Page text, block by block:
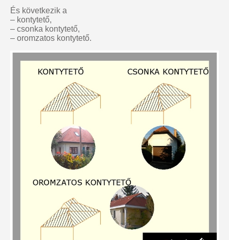
És következik a
– kontytető,
– csonka kontytető,
– oromzatos kontytető.